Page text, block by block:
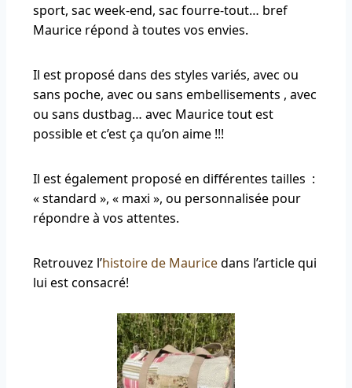
sport, sac week-end, sac fourre-tout… bref
Maurice répond à toutes vos envies.
Il est proposé dans des styles variés, avec ou
sans poche, avec ou sans embellisements , avec
ou sans dustbag… avec Maurice tout est
possible et c’est ça qu’on aime !!!
Il est également proposé en différentes tailles :
« standard », « maxi », ou personnalisée pour
répondre à vos attentes.
Retrouvez l’histoire de Mauricedans l’article qui
lui est consacré!